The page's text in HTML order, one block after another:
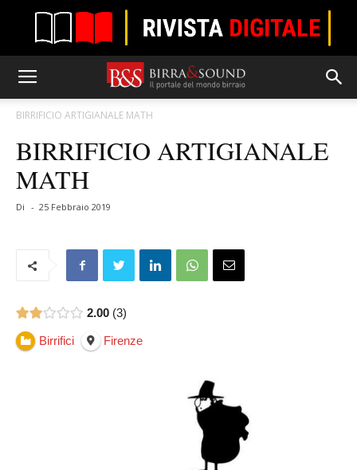
BIRRIFICIO ARTIGIANALE MATH
BIRRIFICIO ARTIGIANALE
MATH
Di - 25 Febbraio 2019
2.00 3
Birrifici Firenze